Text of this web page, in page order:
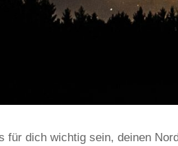
für dich wichtig sein, deinen